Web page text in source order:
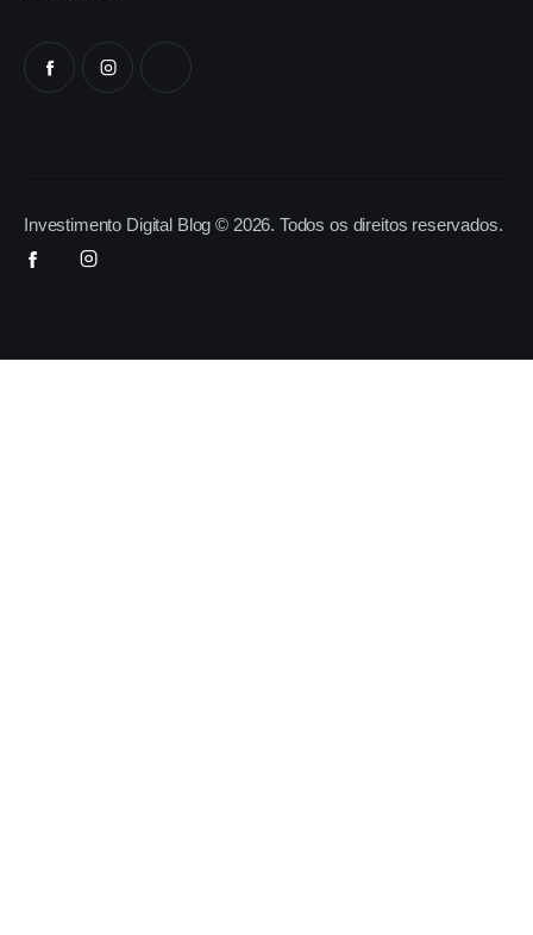
Investimento Digital Blog © 2026. Todos os direitos reservados.